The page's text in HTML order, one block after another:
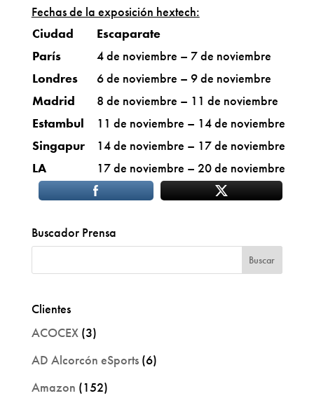
Fechas de la exposición hextech:
Ciudad
Escaparate
París
4 de noviembre – 7 de noviembre
Londres
6 de noviembre – 9 de noviembre
Madrid
8 de noviembre – 11 de noviembre
Estambul
11 de noviembre – 14 de noviembre
Singapur
14 de noviembre – 17 de noviembre
LA
17 de noviembre – 20 de noviembre
Buscador Prensa
Clientes
ACOCEX(3)
AD Alcorcón eSports(6)
Amazon (152)